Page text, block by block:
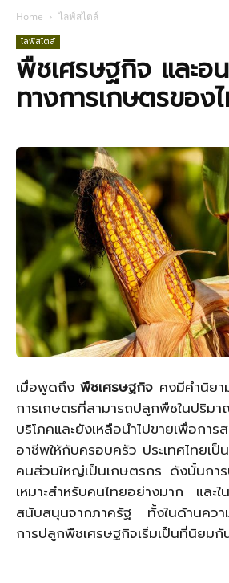
Home ไลฟ์สไตล์
ไลฟ์สไตล์
พืชเศรษฐกิจ และอ
ทางการเกษตรของ
เมื่อพูดถึงพืชเศรษฐกิจ คงมีคำนิย
การเกษตรที่สามารถปลูกพืชในปริม
บริโภคและยังเหลือนำไปขายเพื่อก
อาชีพให้กับครอบครัว ประเทศไทยเป็
คนส่วนใหญ่เป็นเกษตรกร ดังนั้นกา
เหมาะสำหรับคนไทยอย่างมาก และ
สนับสนุนจากภาครัฐ ทั้งในด้านควา
การปลูกพืชเศรษฐกิจเริ่มเป็นที่นิยมกั